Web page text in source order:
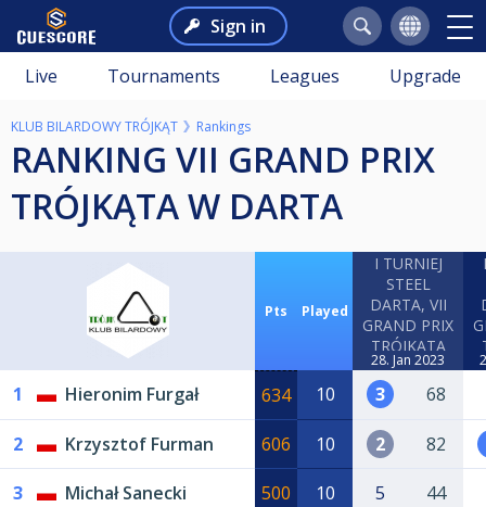
Sign in
Live Tournaments Leagues Upgrade
KLUB BILARDOWY TRÓJKĄT Rankings
RANKING VII GRAND PRIX
TRÓJKĄTA W DARTA
Pts Played
I TURNIEJ
STEEL
DARTA, VII
GRAND PRIX
TRÓJKĄTA
28. Jan 2023
1 Hieronim Furgał 634 10 3 68
2 Krzysztof Furman 606 10 2 82
3 Michał Sanecki 500 10 5 44